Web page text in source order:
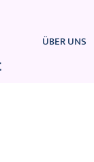
ÜBER UNS